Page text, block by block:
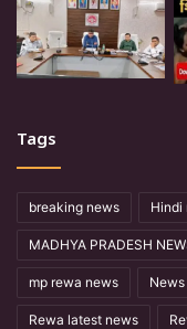
Tags
breaking news Hindi
MADHYA PRADESH
mp rewa news News
Rewa latest news